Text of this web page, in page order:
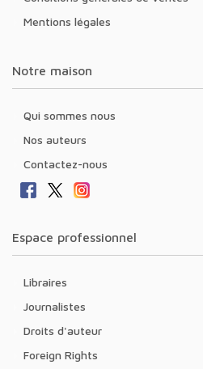
Mentions légales
Notre maison
Qui sommes nous
Nos auteurs
Contactez-nous
Espace professionnel
Libraires
Journalistes
Droits d'auteur
Foreign Rights